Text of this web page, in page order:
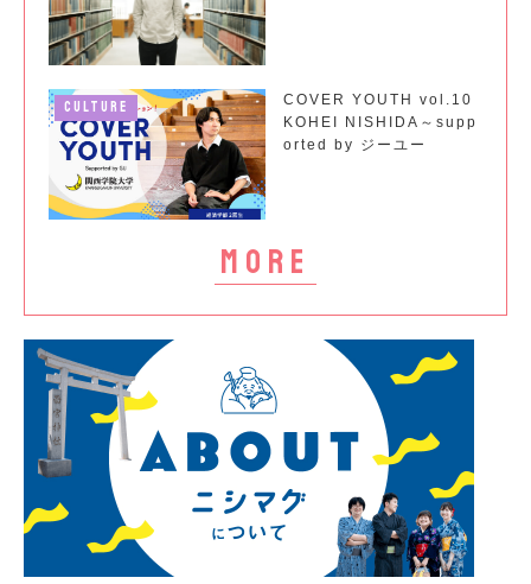
more
CULTURE
COVER YOUTH vol.10
KOHEI NISHIDA～supp
orted by ジーユー